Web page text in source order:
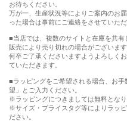
お待ちください。
万が一、生産状況等によりご案内のお
った場合は事前にご連絡をさせていただ
■当店では、複数のサイトと在庫を共
販売により売り切れの場合がございます
何卒ご了承くださいますようよろしく
ていただきます。
■ラッピングをご希望される場合、お
望」とご入力ください。
※ラッピングにつきましては無料となり
※サイズ・プライスタグ等によりラッ
ださい。